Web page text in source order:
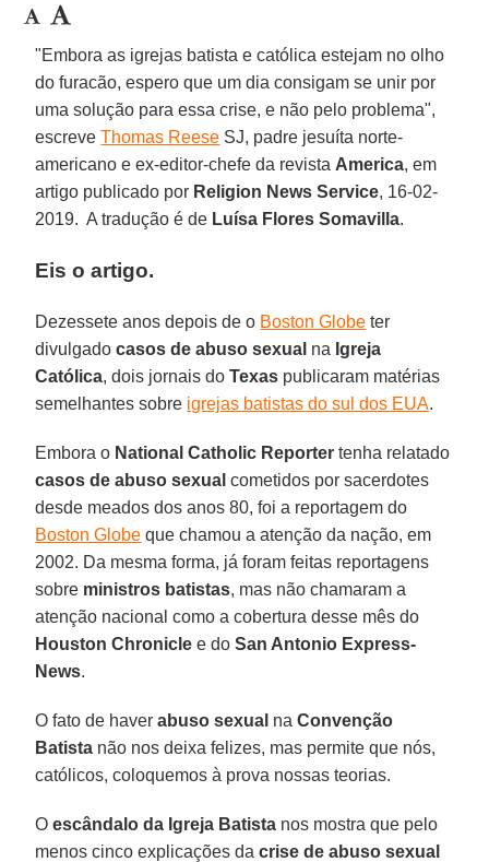
"Embora as igrejas batista e católica estejam no olho
do furacão, espero que um dia consigam se unir por
uma solução para essa crise, e não pelo problema",
escreveThomas Reese SJ, padre jesuíta norte-
americano e ex-editor-chefe da revista America, em
artigo publicado por Religion News Service, 16-02-
2019. A tradução é de Luísa Flores Somavilla.
Eis o artigo.
Dezessete anos depois de o Boston Globe ter
divulgado casos de abuso sexual na Igreja
Católica, dois jornais doTexas publicaram matérias
semelhantes sobre igrejas batistas do sul dos EUA.
Embora o National Catholic Reporter tenha relatado
casos de abuso sexual cometidos por sacerdotes
desde meados dos anos 80, foi a reportagem do
Boston Globe que chamou a atenção da nação, em
2002. Da mesma forma, já foram feitas reportagens
sobre ministros batistas, mas não chamaram a
atenção nacional como a cobertura desse mês do
Houston Chronicle e do San Antonio Express-
News.
O fato de haverabuso sexual naConvenção
Batista não nos deixa felizes, mas permite que nós,
católicos, coloquemos à prova nossas teorias.
Oescândalo da Igreja Batista nos mostra que pelo
menos cinco explicações dacrise de abuso sexual